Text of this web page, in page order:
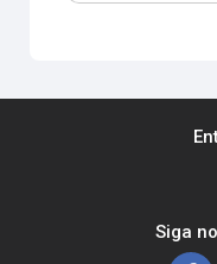
Siga